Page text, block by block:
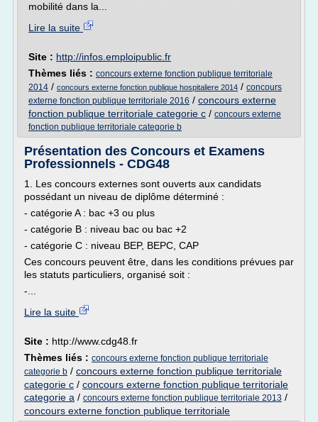
mobilité dans la...
Lire la suite
Site : http://infos.emploipublic.fr
Thèmes liés : concours externe fonction publique territoriale
2014 / concours externe fonction publique hospitaliere 2014 / concours
externe fonction publique territoriale 2016 / concours externe
fonction publique territoriale categorie c / concours externe
fonction publique territoriale categorie b
Présentation des Concours et Examens
Professionnels - CDG48
1. Les concours externes sont ouverts aux candidats
possédant un niveau de diplôme déterminé :
- catégorie A : bac +3 ou plus
- catégorie B : niveau bac ou bac +2
- catégorie C : niveau BEP, BEPC, CAP
Ces concours peuvent être, dans les conditions prévues par
les statuts particuliers, organisé soit :
-...
Lire la suite
Site : http://www.cdg48.fr
Thèmes liés : concours externe fonction publique territoriale
categorie b / concours externe fonction publique territoriale
categorie c / concours externe fonction publique territoriale
categorie a / concours externe fonction publique territoriale 2013 /
concours externe fonction publique territoriale